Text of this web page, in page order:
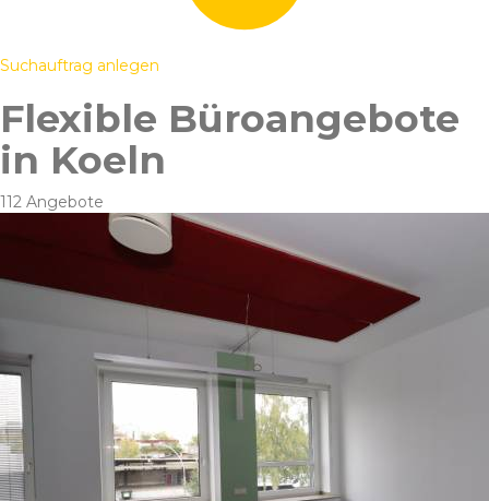
Suchauftrag anlegen
Flexible Büroangebote
in Koeln
112 Angebote